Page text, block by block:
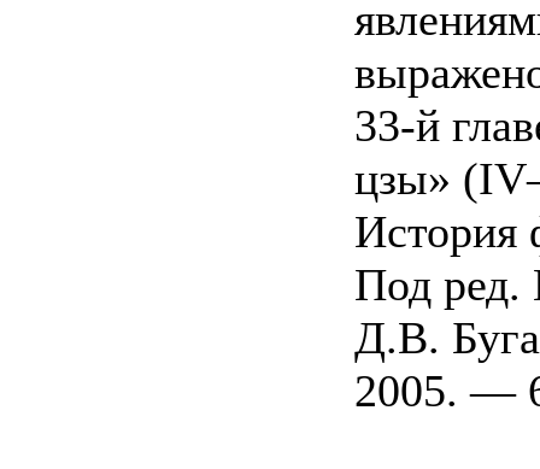
33-й
цзы»
История
Под ред.
Д.В.
2005. —